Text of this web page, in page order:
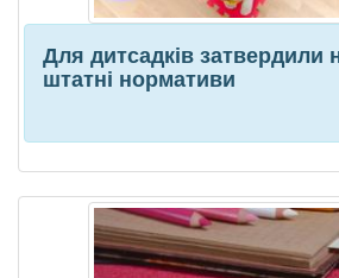
Для дитсадків затвердили
штатні нормативи